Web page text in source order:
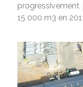
15 000 m3 en